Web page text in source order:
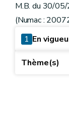
M.B. du 30/
(Numac :
1 En
Thème(s)